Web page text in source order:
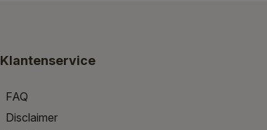
Klantenservice
FAQ
Disclaimer